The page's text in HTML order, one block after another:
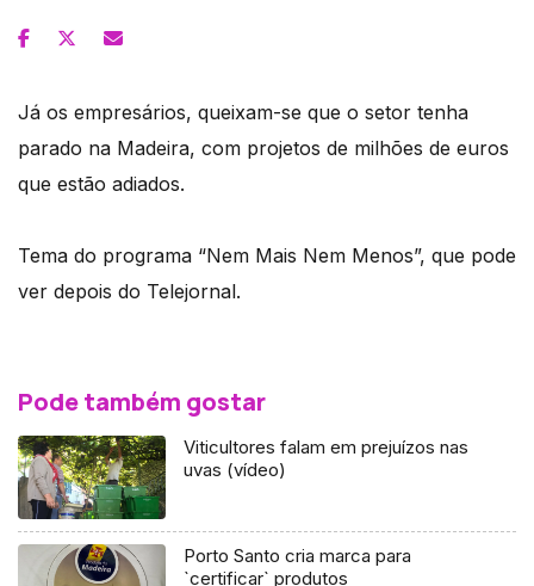
Já os empresários, queixam-se que o setor tenha
parado na Madeira, com projetos de milhões de euros
que estão adiados.
Tema do programa “Nem Mais Nem Menos”, que pode
ver depois do Telejornal.
Pode também gostar
Viticultores falam em prejuízos nas
uvas (vídeo)
Porto Santo cria marca para
`certificar` produtos